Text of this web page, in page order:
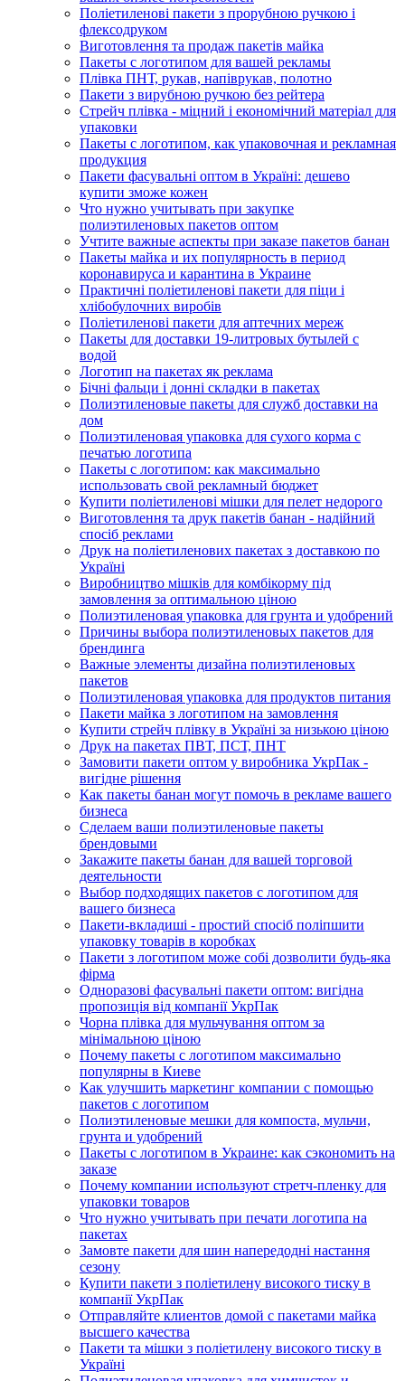
Поліетиленові пакети з прорубною ручкою і
флексодруком
Виготовлення та продаж пакетів майка
Пакеты с логотипом для вашей рекламы
Плівка ПНТ, рукав, напіврукав, полотно
Пакети з вирубною ручкою без рейтера
Стрейч плівка - міцний і економічний матеріал для
упаковки
Пакеты с логотипом, как упаковочная и рекламная
продукция
Пакети фасувальні оптом в Україні: дешево
купити зможе кожен
Что нужно учитывать при закупке
полиэтиленовых пакетов оптом
Учтите важные аспекты при заказе пакетов банан
Пакеты майка и их популярность в период
коронавируса и карантина в Украине
Практичні поліетиленові пакети для піци і
хлібобулочних виробів
Поліетиленові пакети для аптечних мереж
Пакеты для доставки 19-литровых бутылей с
водой
Логотип на пакетах як реклама
Бічні фальци і донні складки в пакетах
Полиэтиленовые пакеты для служб доставки на
дом
Полиэтиленовая упаковка для сухого корма с
печатью логотипа
Пакеты с логотипом: как максимально
использовать свой рекламный бюджет
Купити поліетиленові мішки для пелет недорого
Виготовлення та друк пакетів банан - надійний
спосіб реклами
Друк на поліетиленових пакетах з доставкою по
Україні
Виробництво мішків для комбікорму під
замовлення за оптимальною ціною
Полиэтиленовая упаковка для грунта и удобрений
Причины выбора полиэтиленовых пакетов для
брендинга
Важные элементы дизайна полиэтиленовых
пакетов
Полиэтиленовая упаковка для продуктов питания
Пакети майка з логотипом на замовлення
Купити стрейч плівку в Україні за низькою ціною
Друк на пакетах ПВТ, ПСТ, ПНТ
Замовити пакети оптом у виробника УкрПак -
вигідне рішення
Как пакеты банан могут помочь в рекламе вашего
бизнеса
Сделаем ваши полиэтиленовые пакеты
брендовыми
Закажите пакеты банан для вашей торговой
деятельности
Выбор подходящих пакетов с логотипом для
вашего бизнеса
Пакети-вкладиші - простий спосіб поліпшити
упаковку товарів в коробках
Пакети з логотипом може собі дозволити будь-яка
фірма
Одноразові фасувальні пакети оптом: вигідна
пропозиція від компанії УкрПак
Чорна плівка для мульчування оптом за
мінімальною ціною
Почему пакеты с логотипом максимально
популярны в Киеве
Как улучшить маркетинг компании с помощью
пакетов с логотипом
Полиэтиленовые мешки для компоста, мульчи,
грунта и удобрений
Пакеты с логотипом в Украине: как сэкономить на
заказе
Почему компании используют стретч-пленку для
упаковки товаров
Что нужно учитывать при печати логотипа на
пакетах
Замовте пакети для шин напередодні настання
сезону
Купити пакети з поліетилену високого тиску в
компанії УкрПак
Отправляйте клиентов домой с пакетами майка
высшего качества
Пакети та мішки з поліетилену високого тиску в
Україні